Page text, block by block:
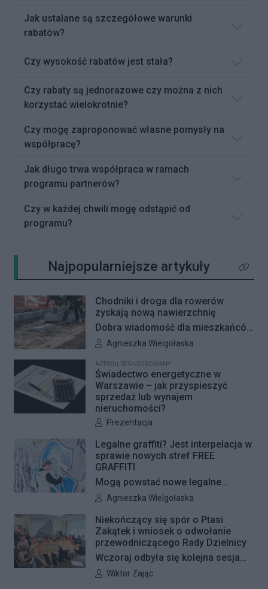
Jak ustalane są szczegółowe warunki
rabatów?
Czy wysokość rabatów jest stała?
Czy rabaty są jednorazowe czy można z nich
korzystać wielokrotnie?
Czy mogę zaproponować własne pomysły na
współpracę?
Jak długo trwa współpraca w ramach
programu partnerów?
Czy w każdej chwili mogę odstąpić od
programu?
Najpopularniejsze artykuły Kliknij
Chodniki i droga dla rowerów
zyskają nową nawierzchnię
Dobra wiadomość dla mieszkańców
Woli i Żoliborza. Zarząd Dróg
remonty infrastruktury dla pieszych
i rowerzystów. Oferty w
przetargach zostały już otwarte, a
jeśli wszystko przebiegnie zgodnie
z planem, nowe nawierzchnie
pojawią się jeszcze w tym roku.
Autor artykułu:
Agnieszka Wielgołaska
ARTYKUŁ SPONSOROWANY
Świadectwo energetyczne w
Warszawie – jak przyspieszyć
sprzedaż lub wynajem
nieruchomości?
Autor artykułu:
Prezentacja
Legalne graffiti? Jest interpelacja w
sprawie nowych stref FREE
GRAFFITI
Mogą powstać nowe legalne
miejsca do wykonywania graffiti.
interpelację, w której proponuje
wyznaczenie kolejnych stref FREE
GRAFFITI we współpracy z
Zarządem Dróg Miejskich.
Autor artykułu:
Agnieszka Wielgołaska
Niekończący się spór o Ptasi
Zakątek i wniosek o odwołanie
przewodniczącego Rady Dzielnicy
Wczoraj odbyła się kolejna sesja
poświęcona procedowaniu
Autor artykułu:
Wiktor Zając